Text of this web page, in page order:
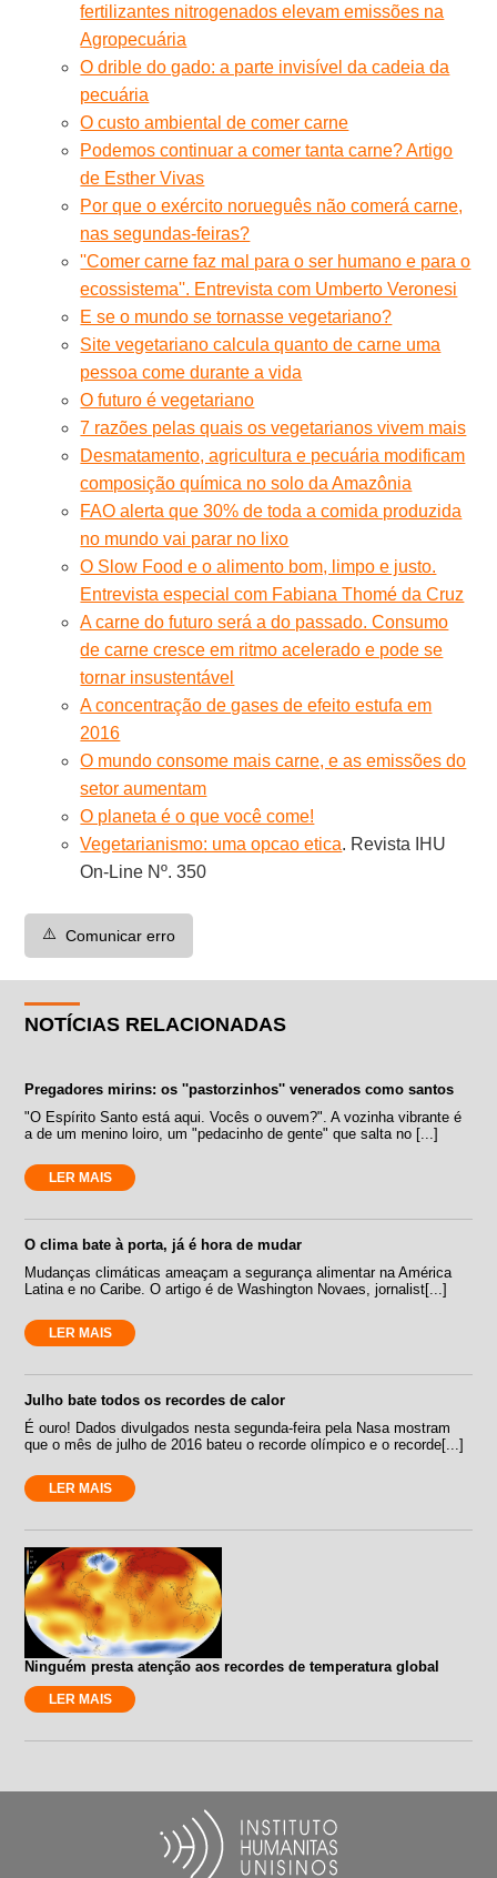
fertilizantes nitrogenados elevam emissões na
Agropecuária
O drible do gado: a parte invisível da cadeia da
pecuária
O custo ambiental de comer carne
Podemos continuar a comer tanta carne? Artigo
de Esther Vivas
Por que o exército norueguês não comerá carne,
nas segundas-feiras?
''Comer carne faz mal para o ser humano e para o
ecossistema''. Entrevista com Umberto Veronesi
E se o mundo se tornasse vegetariano?
Site vegetariano calcula quanto de carne uma
pessoa come durante a vida
O futuro é vegetariano
7 razões pelas quais os vegetarianos vivem mais
Desmatamento, agricultura e pecuária modificam
composição química no solo da Amazônia
FAO alerta que 30% de toda a comida produzida
no mundo vai parar no lixo
O Slow Food e o alimento bom, limpo e justo.
Entrevista especial com Fabiana Thomé da Cruz
A carne do futuro será a do passado. Consumo
de carne cresce em ritmo acelerado e pode se
tornar insustentável
A concentração de gases de efeito estufa em
2016
O mundo consome mais carne, e as emissões do
setor aumentam
O planeta é o que você come!
Vegetarianismo: uma opcao etica. Revista IHU
On-Line Nº. 350
⚠️ Comunicar erro
NOTÍCIAS RELACIONADAS
Pregadores mirins: os ''pastorzinhos'' venerados como santos
"O Espírito Santo está aqui. Vocês o ouvem?". A vozinha vibrante é
a de um menino loiro, um "pedacinho de gente" que salta no [...]
LER MAIS
O clima bate à porta, já é hora de mudar
Mudanças climáticas ameaçam a segurança alimentar na América
Latina e no Caribe. O artigo é de Washington Novaes, jornalist[...]
LER MAIS
Julho bate todos os recordes de calor
É ouro! Dados divulgados nesta segunda-feira pela Nasa mostram
que o mês de julho de 2016 bateu o recorde olímpico e o recorde[...]
LER MAIS
Ninguém presta atenção aos recordes de temperatura global
LER MAIS